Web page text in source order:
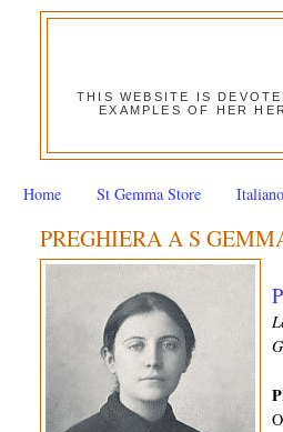
THIS WEBSITE IS
EXAMPLES OF HER
Home St Gemma Store Italiano
PREGHIERA A S